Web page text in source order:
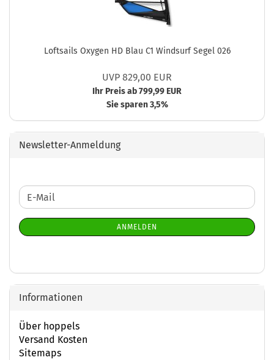
Loftsails Oxygen HD Blau C1 Windsurf Segel 026
UVP 829,00 EUR
Ihr Preis ab 799,99 EUR
Sie sparen 3,5%
Newsletter-Anmeldung
WEITER
ZUR
NEWSLETTER-
ANMELDUNG
E-
Mail
ANMELDEN
Informationen
Über hoppels
Versand Kosten
Sitemaps